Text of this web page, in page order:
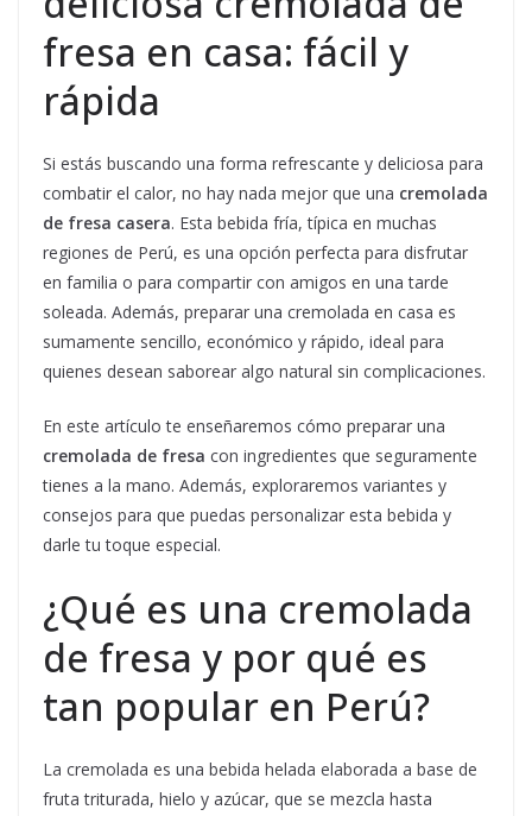
fresa en casa: fácil y
rápida
Si estás buscando una forma refrescante y deliciosa para
combatir el calor, no hay nada mejor que una cremolada
de fresa casera. Esta bebida fría, típica en muchas
regiones de Perú, es una opción perfecta para disfrutar
en familia o para compartir con amigos en una tarde
soleada. Además, preparar una cremolada en casa es
sumamente sencillo, económico y rápido, ideal para
quienes desean saborear algo natural sin complicaciones.
En este artículo te enseñaremos cómo preparar una
cremolada de fresa con ingredientes que seguramente
tienes a la mano. Además, exploraremos variantes y
consejos para que puedas personalizar esta bebida y
darle tu toque especial.
¿Qué es una cremolada
de fresa y por qué es
tan popular en Perú?
La cremolada es una bebida helada elaborada a base de
fruta triturada, hielo y azúcar, que se mezcla hasta